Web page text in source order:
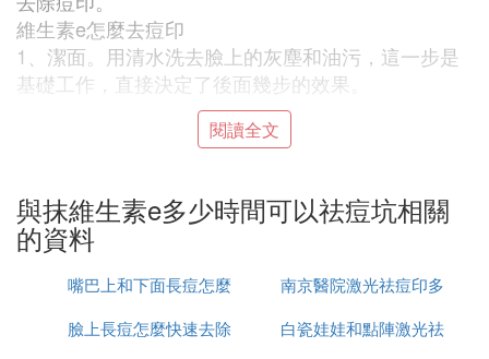
維生素e怎麼去痘印
1、潔面。用清水洗去臉上的灰塵和油污，這一步是
基礎工作，直接決定了後面幾步的效果。
2、將維生素E軟膠囊刺破，擠出其中的液體，倒在手
3、將擠出的液體均勻塗抹在臉上，按摩10-15分鍾。
每天兩次，持之以恆會有比較好的效果。也可以在晚
上睡覺的時候把VE塗在臉上,第二天早晨洗去即可。
4、洗凈面部，做好護膚工作。
閱讀全文
與抹維生素e多少時間可以祛痘坑相關
的資料
嘴巴上和下面長痘怎麼
治
南京醫院激光祛痘印多
少錢
臉上長痘怎麼快速去除
白瓷娃娃和點陣激光祛